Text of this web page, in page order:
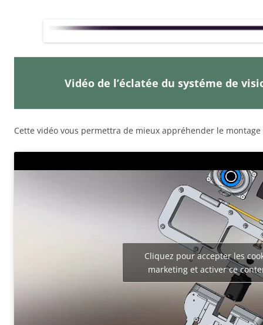
Vidéo de l’éclatée du systéme de
Cette vidéo vous permettra de mieux appréhender le
Cliquez pour accepter les
marketing et activer ce